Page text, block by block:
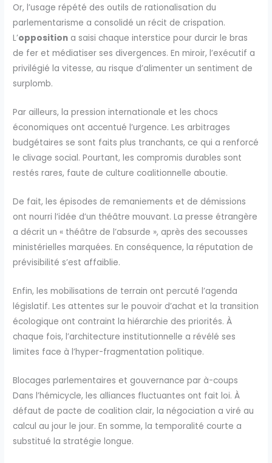
Or, l’usage répété des outils de rationalisation du
parlementarisme a consolidé un récit de crispation.
L’opposition a saisi chaque interstice pour durcir le bras
de fer et médiatiser ses divergences. En miroir, l’exécutif a
privilégié la vitesse, au risque d’alimenter un sentiment de
surplomb.
Par ailleurs, la pression internationale et les chocs
économiques ont accentué l’urgence. Les arbitrages
budgétaires se sont faits plus tranchants, ce qui a renforcé
le clivage social. Pourtant, les compromis durables sont
restés rares, faute de culture coalitionnelle aboutie.
De fait, les épisodes de remaniements et de démissions
ont nourri l’idée d’un théâtre mouvant. La presse étrangère
a décrit un « théâtre de l’absurde », après des secousses
ministérielles marquées. En conséquence, la réputation de
prévisibilité s’est affaiblie.
Enfin, les mobilisations de terrain ont percuté l’agenda
législatif. Les attentes sur le pouvoir d’achat et la transition
écologique ont contraint la hiérarchie des priorités. À
chaque fois, l’architecture institutionnelle a révélé ses
limites face à l’hyper-fragmentation politique.
Blocages parlementaires et gouvernance par à-coups
Dans l’hémicycle, les alliances fluctuantes ont fait loi. À
défaut de pacte de coalition clair, la négociation a viré au
calcul au jour le jour. En somme, la temporalité courte a
substitué la stratégie longue.